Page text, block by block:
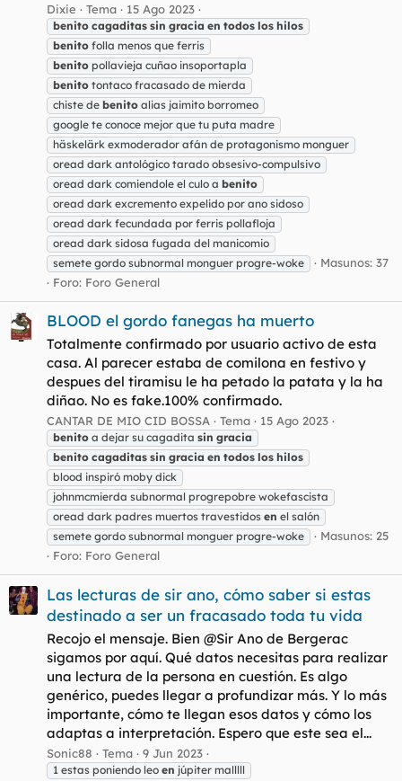
Dixie Tema 15 Ago 2023
benito cagaditas sin gracia en todos los hilos
benito folla menos que ferris
benito pollavieja cuñao insoportapla
benito tontaco fracasado de mierda
chiste de benito alias jaimito borromeo
google te conoce mejor que tu puta madre
häskelärk exmoderador afán de protagonismo monguer
oread dark antológico tarado obsesivo-compulsivo
oread dark comiendole el culo a benito
oread dark excremento expelido por ano sidoso
oread dark fecundada por ferris pollafloja
oread dark sidosa fugada del manicomio
semete gordo subnormal monguer progre-woke
Masunos: 37
Foro: Foro General
BLOOD el gordo fanegas ha muerto
Totalmente confirmado por usuario activo de esta
casa. Al parecer estaba de comilona en festivo y
despues del tiramisu le ha petado la patata y la ha
diñao. No es fake.100% confirmado.
CANTAR DE MIO CID BOSSA Tema 15 Ago 2023
benito a dejar su cagadita sin gracia
benito cagaditas sin gracia en todos los hilos
blood inspiró moby dick
johnmcmierda subnormal progrepobre wokefascista
oread dark padres muertos travestidos en el salón
semete gordo subnormal monguer progre-woke
Masunos: 25
Foro: Foro General
Las lecturas de sir ano, cómo saber si estas
destinado a ser un fracasado toda tu vida
Recojo el mensaje. Bien @Sir Ano de Bergerac
sigamos por aquí. Qué datos necesitas para realizar
una lectura de la persona en cuestión. Es algo
genérico, puedes llegar a profundizar más. Y lo más
importante, cómo te llegan esos datos y cómo los
adaptas a interpretación. Espero que este sea el...
Sonic88 Tema 9 Jun 2023
1 estas poniendo leo en júpiter malllll